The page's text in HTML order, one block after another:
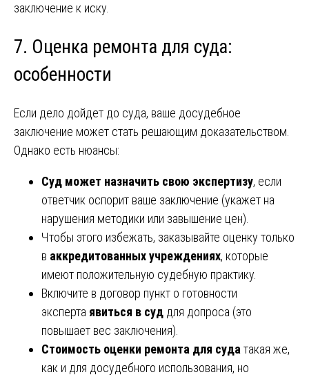
заключение к иску.
7. Оценка ремонта для суда:
особенности
Если дело дойдет до суда, ваше досудебное
заключение может стать решающим доказательством.
Однако есть нюансы:
Суд может назначить свою экспертизу, если
ответчик оспорит ваше заключение (укажет на
нарушения методики или завышение цен).
Чтобы этого избежать, заказывайте оценку только
в аккредитованных учреждениях, которые
имеют положительную судебную практику.
Включите в договор пункт о готовности
эксперта явиться в суд для допроса (это
повышает вес заключения).
Стоимость оценки ремонта для суда такая же,
как и для досудебного использования, но